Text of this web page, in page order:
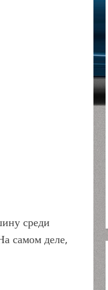
среди
самом деле,